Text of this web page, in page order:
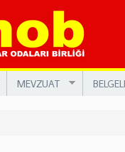
MEVZUAT